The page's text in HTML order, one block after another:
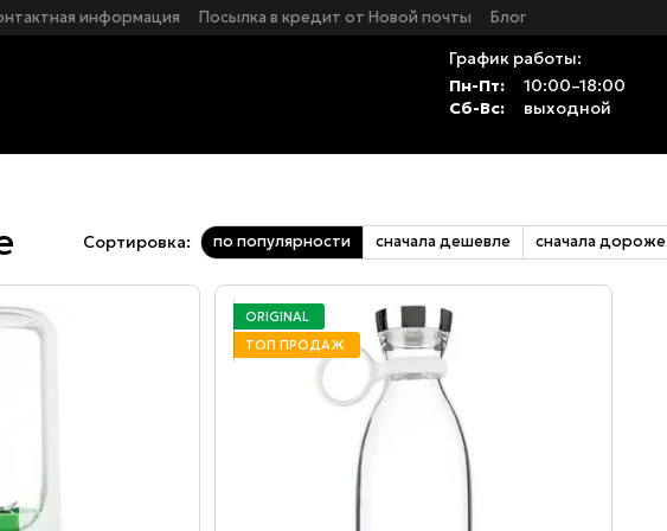
информация Посылка в кредит от Новой почты
Блог
График работы:
Пн-Пт:
10:00–18:00
Сб-Вс:
выходной
Сортировка: по популярности сначала дешевле сначала дороже
ORIGINAL
ТОП ПРОДАЖ